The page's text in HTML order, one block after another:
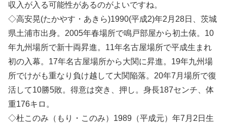
収入が入る可能性があるのがよいですね。
◇高安晃(たかやす・あきら)1990(平成2)年2月28日、 茨城
県土浦市出身。2005年春場所で鳴戸部屋から初土俵。 10
年九州場所で新十両昇進。 11年名古屋場所で平成生まれ
初の入幕。 17年名古屋場所から大関に昇進。 19年九州場
所でけがも重なり負け越して大関陥落。 20年7月場所で復
活して10勝5敗。得意は突き、押し。 身長187センチ、体
重176キロ。
◇杜このみ（もり・このみ）1989（平成元） 年7月2日生